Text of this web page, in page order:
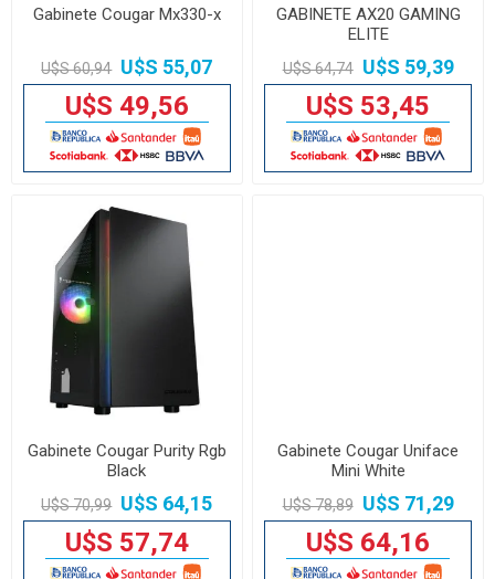
Gabinete Cougar Mx330-x
U$S 60,94 U$S 55,07
U$S 49,56
GABINETE AX20 GAMING
ELITE
U$S 64,74 U$S 59,39
U$S 53,45
Gabinete Cougar Purity Rgb
Black
U$S 70,99 U$S 64,15
U$S 57,74
Gabinete Cougar Uniface
Mini White
U$S 78,89 U$S 71,29
U$S 64,16